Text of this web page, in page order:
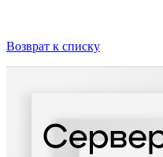
Возврат к списку